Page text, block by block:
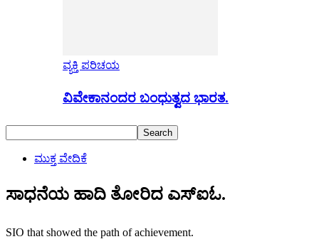
ವ್ಯಕ್ತಿ ಪರಿಚಯ
ವಿವೇಕಾನಂದರ ಬಂಧುತ್ವದ ಭಾರತ.
ಮುಕ್ತ ವೇದಿಕೆ
ಸಾಧನೆಯ ಹಾದಿ ತೋರಿದ ಎಸ್ಐಓ.
SIO that showed the path of achievement.